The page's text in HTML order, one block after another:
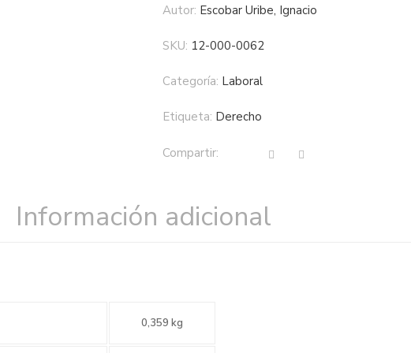
Autor: Escobar Uribe, Ignacio
SKU: 12-000-0062
Categoría: laboral
Etiqueta: derecho
Compartir:
Información adicional
0,359 kg